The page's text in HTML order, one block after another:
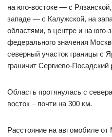
на юго-востоке — с
западе — с Калужской, на
областями, в центре и на
федерального значения
северный участок границы с
граничит Сергиево-
Область протянулась с
восток – почти на 300 км.
Расстояние на автомобиле